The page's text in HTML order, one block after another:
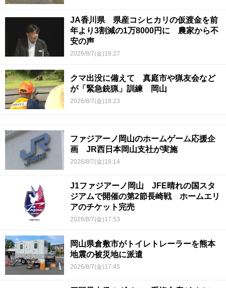
JA香川県 県産コシヒカリの仮渡金を前
年より3割減の1万8000円に 農家から不
安の声
2026/8/7(金)18:27
クマ出没に備えて 真庭市や猟友会など
が「緊急銃猟」訓練 岡山
2026/8/7(金)18:23
ファジアーノ岡山のホームゲーム応援企
画 JR西日本岡山支社が実施
2026/8/7(金)18:14
J1ファジアーノ岡山 JFE晴れの国スタ
ジアムで開催の第2節長崎戦 ホームエリ
アのチケット完売
2026/8/7(金)17:53
岡山県倉敷市がトイレトレーラーを熊本
地震の被災地に派遣
2026/8/7(金)17:45